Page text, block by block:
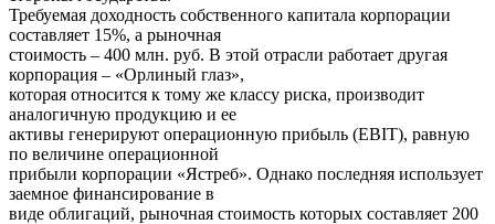
Требуемая доходность собственного капитала корпорации
составляет 15%, а рыночная
стоимость – 400 млн. руб. В этой отрасли работает другая
корпорация – «Орлиный глаз»,
которая относится к тому же классу риска, производит
аналогичную продукцию и ее
активы генерируют операционную прибыль (EBIT), равную
по величине операционной
прибыли корпорации «Ястреб». Однако последняя использует
заемное финансирование в
виде облигаций, рыночная стоимость которых составляет 200